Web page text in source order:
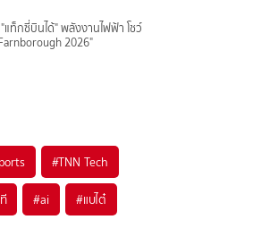
ท็กซี่บินได้" พลังงานไฟฟ้า โชว์
2026"
#TNN Tech
#ai #แบไต๋